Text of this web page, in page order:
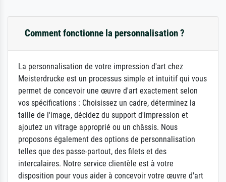
Comment fonctionne la personnalisation ?
La personnalisation de votre impression d'art chez
Meisterdrucke est un processus simple et intuitif qui vous
permet de concevoir une œuvre d'art exactement selon
vos spécifications : Choisissez un cadre, déterminez la
taille de l'image, décidez du support d'impression et
ajoutez un vitrage approprié ou un châssis. Nous
proposons également des options de personnalisation
telles que des passe-partout, des filets et des
intercalaires. Notre service clientèle est à votre
disposition pour vous aider à concevoir votre œuvre d'art